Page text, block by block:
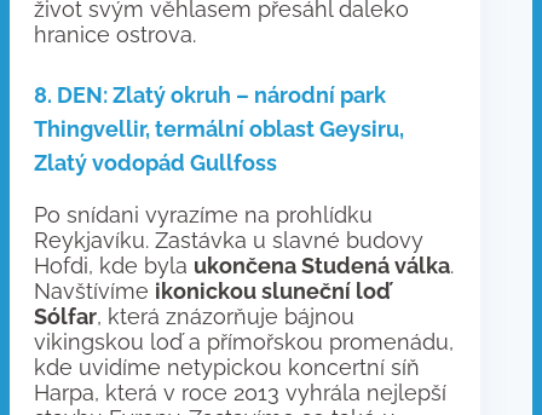
život svým věhlasem přesáhl daleko
hranice ostrova.
8. DEN: Zlatý okruh – národní park
Thingvellir, termální oblast Geysiru,
Zlatý vodopád Gullfoss
Po snídani vyrazíme na prohlídku
Reykjavíku. Zastávka u slavné budovy
Hofdi, kde byla ukončena Studená válka.
Navštívíme ikonickou sluneční loď
Sólfar, která znázorňuje bájnou
vikingskou loď a přímořskou promenádu,
kde uvidíme netypickou koncertní síň
Harpa, která v roce 2013 vyhrála nejlepší